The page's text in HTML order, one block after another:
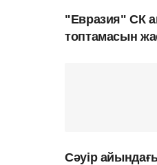
"Евразия" СК
топтамасын
Сәуір